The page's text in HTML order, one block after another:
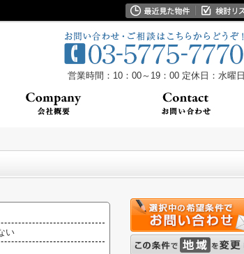
営業時間：10：00～19：00 定休日：水曜日
い